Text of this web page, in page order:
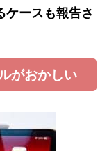
ケースも報告さ
がおかしい